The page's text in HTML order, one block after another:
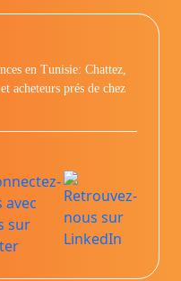
en Tunisie: Chattez,
acheteurs prés de chez